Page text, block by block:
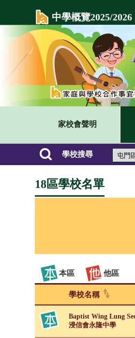
中學概覽2025/2026
家校會聲明
學校搜尋
18區學校名單
本區 他區
學校名稱
Baptist Wing Lung
浸信會永隆中學